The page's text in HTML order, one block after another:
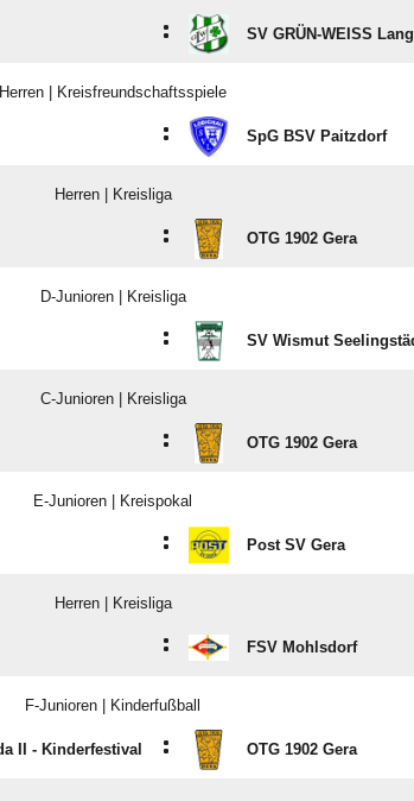
: SV GRÜN-WEISS
Herren | Kreisfreundschaftsspiele
: SpG BSV Paitzdorf
Herren | Kreisliga
: OTG 1902 Gera
D-Junioren | Kreisliga
: SV Wismut
C-Junioren | Kreisliga
: OTG 1902 Gera
E-Junioren | Kreispokal
: Post SV Gera
Herren | Kreisliga
: FSV Mohlsdorf
F-Junioren | Kinderfußball
II - Kinderfestival : OTG 1902 Gera